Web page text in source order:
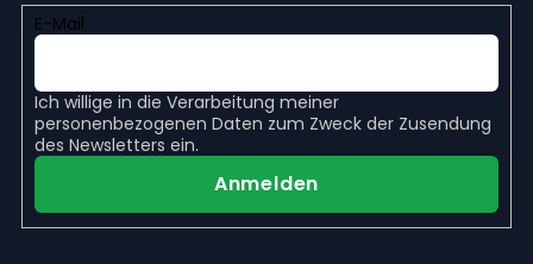
E-Mail
Ich willige in die Verarbeitung meiner
personenbezogenen Daten zum Zweck der Zusendung
des Newsletters ein.
Anmelden